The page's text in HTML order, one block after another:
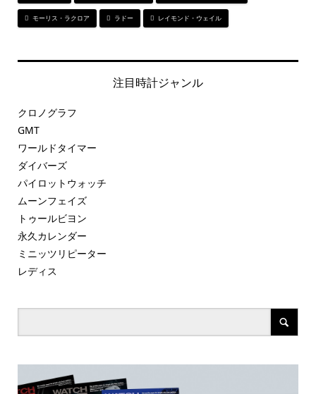
モーリス・ラクロア ラドー レイモンド・ウェイル
注目時計ジャンル
クロノグラフ
GMT
ワールドタイマー
ダイバーズ
パイロットウォッチ
ムーンフェイズ
トゥールビヨン
永久カレンダー
ミニッツリピーター
レディス